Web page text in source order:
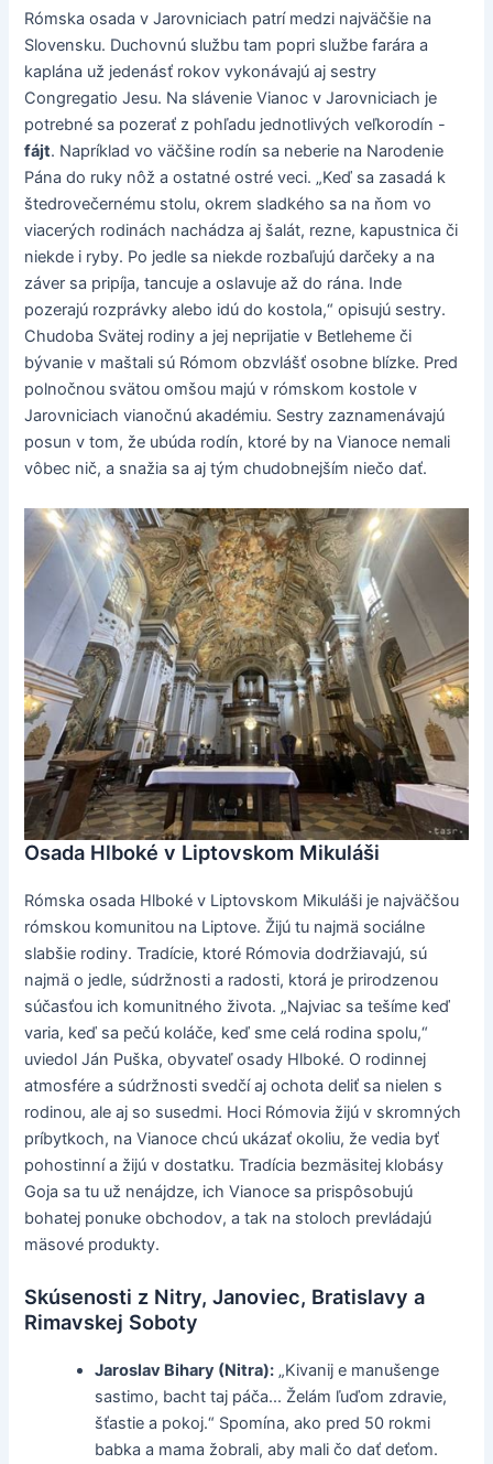
Rómska osada v Jarovniciach patrí medzi najväčšie na
Slovensku. Duchovnú službu tam popri službe farára a
kaplána už jedenásť rokov vykonávajú aj sestry
Congregatio Jesu. Na slávenie Vianoc v Jarovniciach je
potrebné sa pozerať z pohľadu jednotlivých veľkorodín -
fájt. Napríklad vo väčšine rodín sa neberie na Narodenie
Pána do ruky nôž a ostatné ostré veci. „Keď sa zasadá k
štedrovečernému stolu, okrem sladkého sa na ňom vo
viacerých rodinách nachádza aj šalát, rezne, kapustnica či
niekde i ryby. Po jedle sa niekde rozbaľujú darčeky a na
záver sa pripíja, tancuje a oslavuje až do rána. Inde
pozerajú rozprávky alebo idú do kostola,“ opisujú sestry.
Chudoba Svätej rodiny a jej neprijatie v Betleheme či
bývanie v maštali sú Rómom obzvlášť osobne blízke. Pred
polnočnou svätou omšou majú v rómskom kostole v
Jarovniciach vianočnú akadémiu. Sestry zaznamenávajú
posun v tom, že ubúda rodín, ktoré by na Vianoce nemali
vôbec nič, a snažia sa aj tým chudobnejším niečo dať.
Osada Hlboké v Liptovskom Mikuláši
Rómska osada Hlboké v Liptovskom Mikuláši je najväčšou
rómskou komunitou na Liptove. Žijú tu najmä sociálne
slabšie rodiny. Tradície, ktoré Rómovia dodržiavajú, sú
najmä o jedle, súdržnosti a radosti, ktorá je prirodzenou
súčasťou ich komunitného života. „Najviac sa tešíme keď
varia, keď sa pečú koláče, keď sme celá rodina spolu,“
uviedol Ján Puška, obyvateľ osady Hlboké. O rodinnej
atmosfére a súdržnosti svedčí aj ochota deliť sa nielen s
rodinou, ale aj so susedmi. Hoci Rómovia žijú v skromných
príbytkoch, na Vianoce chcú ukázať okoliu, že vedia byť
pohostinní a žijú v dostatku. Tradícia bezmäsitej klobásy
Goja sa tu už nenájdze, ich Vianoce sa prispôsobujú
bohatej ponuke obchodov, a tak na stoloch prevládajú
mäsové produkty.
Skúsenosti z Nitry, Janoviec, Bratislavy a
Rimavskej Soboty
Jaroslav Bihary (Nitra): „Kivanij e manušenge
sastimo, bacht taj páča... Želám ľuďom zdravie,
šťastie a pokoj.“ Spomína, ako pred 50 rokmi
babka a mama žobrali, aby mali čo dať deťom.